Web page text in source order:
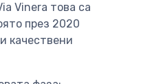
Vinera това са
през 2020
качествени